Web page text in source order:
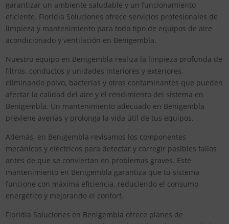
garantizar un ambiente saludable y un funcionamiento
eficiente. Floridia Soluciones ofrece servicios profesionales de
limpieza y mantenimiento para todo tipo de equipos de aire
acondicionado y ventilación en Benigembla.
Nuestro equipo en Benigembla realiza la limpieza profunda de
filtros, conductos y unidades interiores y exteriores,
eliminando polvo, bacterias y otros contaminantes que pueden
afectar la calidad del aire y el rendimiento del sistema en
Benigembla. Un mantenimiento adecuado en Benigembla
previene averías y prolonga la vida útil de tus equipos.
Además, en Benigembla revisamos los componentes
mecánicos y eléctricos para detectar y corregir posibles fallos
antes de que se conviertan en problemas graves. Este
mantenimiento en Benigembla garantiza que tu sistema
funcione con máxima eficiencia, reduciendo el consumo
energético y mejorando el confort.
Floridia Soluciones en Benigembla ofrece planes de